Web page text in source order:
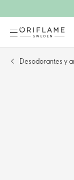
Desodorantes y